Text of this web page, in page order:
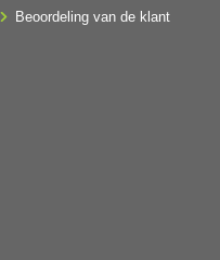
Beoordeling van de klant